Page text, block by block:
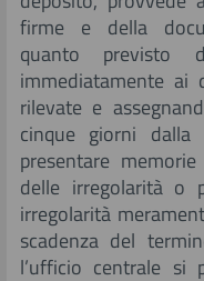
firme e della
quanto previsto
immediatamente ai
rilevate e
cinque giorni dalla
presentare
delle irregolarità o
irregolarità
scadenza del
l’ufficio centrale si